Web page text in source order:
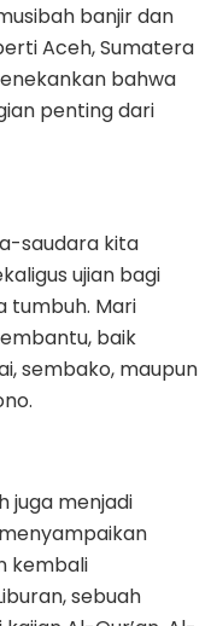
banjir dan
Aceh, Sumatera
bahwa
penting dari
saudara kita
ujian bagi
tumbuh. Mari
baik
sembako, maupun
juga menjadi
kembali
sebuah